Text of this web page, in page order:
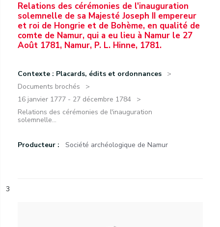
Relations des cérémonies de l'inauguration
solemnelle de sa Majesté Joseph II empereur
et roi de Hongrie et de Bohème, en qualité de
comte de Namur, qui a eu lieu à Namur le 27
Août 1781, Namur, P. L. Hinne, 1781.
Contexte : Placards, édits et ordonnances
Documents brochés
16 janvier 1777 - 27 décembre 1784
Relations des cérémonies de l'inauguration
solemnelle...
Producteur : Société archéologique de Namur
3